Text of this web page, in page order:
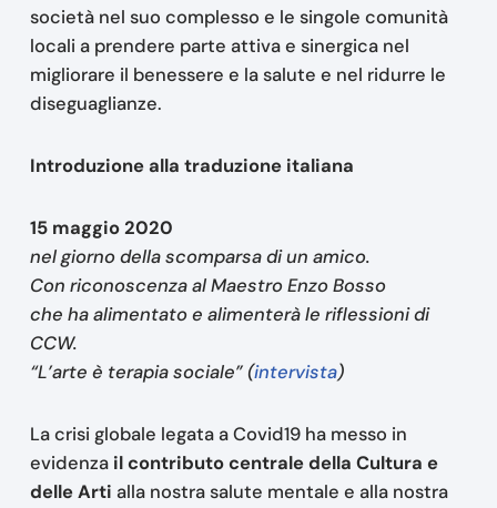
società nel suo complesso e le singole comunità
locali a prendere parte attiva e sinergica nel
migliorare il benessere e la salute e nel ridurre le
diseguaglianze.
Introduzione alla traduzione italiana
15 maggio 2020
nel giorno della scomparsa di un amico.
Con riconoscenza al Maestro Enzo Bosso
che ha alimentato e alimenterà le riflessioni di
CCW.
“L’arte è terapia sociale” (intervista)
La crisi globale legata a Covid19 ha messo in
evidenza il contributo centrale della Cultura e
delle Arti alla nostra salute mentale e alla nostra